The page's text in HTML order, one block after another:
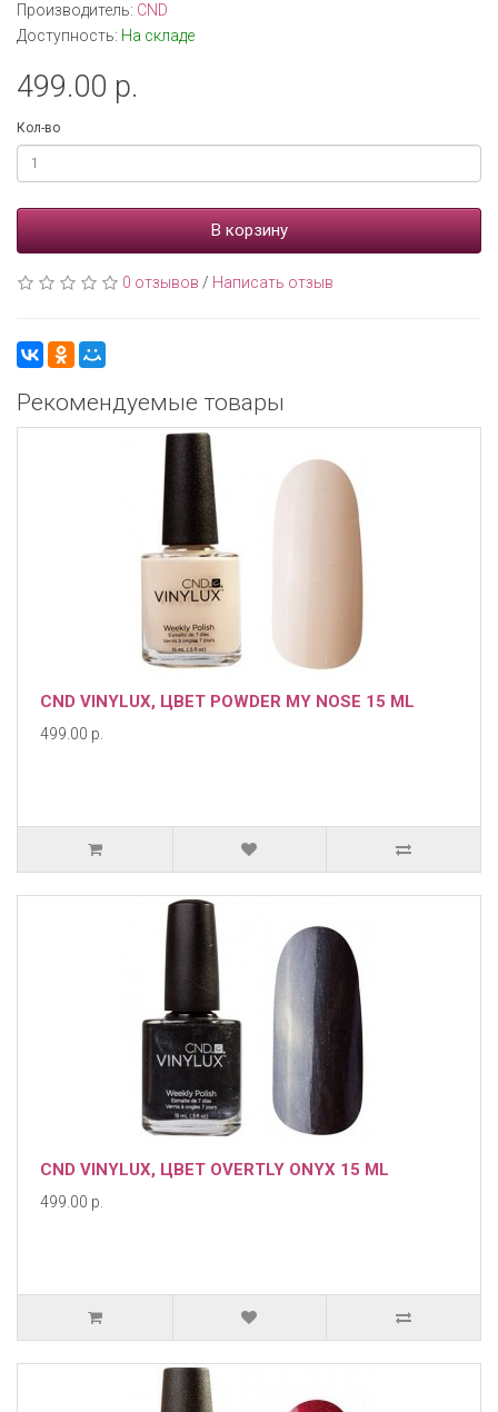
Производитель: CND
Доступность: На складе
499.00 р.
Кол-во
В корзину
0 отзывов / Написать отзыв
Рекомендуемые товары
CND VINYLUX, ЦВЕТ POWDER MY NOSE 15 ML
499.00 р.
CND VINYLUX, ЦВЕТ OVERTLY ONYX 15 ML
499.00 р.